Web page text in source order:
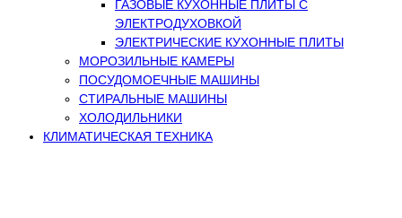
ГАЗОВЫЕ КУХОННЫЕ ПЛИТЫ С
ЭЛЕКТРОДУХОВКОЙ
ЭЛЕКТРИЧЕСКИЕ КУХОННЫЕ ПЛИТЫ
МОРОЗИЛЬНЫЕ КАМЕРЫ
ПОСУДОМОЕЧНЫЕ МАШИНЫ
СТИРАЛЬНЫЕ МАШИНЫ
ХОЛОДИЛЬНИКИ
КЛИМАТИЧЕСКАЯ ТЕХНИКА